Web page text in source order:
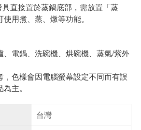
直接置於蒸鍋底部，需放置「蒸
用煮、蒸、燉等功能。
、電鍋、洗碗機、烘碗機、蒸氣/紫外
，色樣會因電腦螢幕設定不同而有誤
主。
台灣